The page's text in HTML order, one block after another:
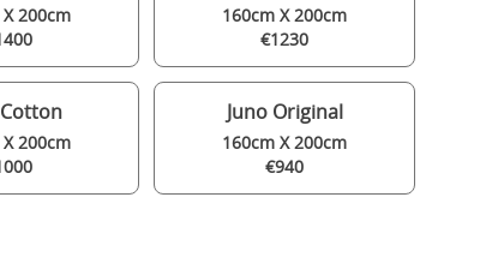
200cm
160cm X 200cm
€1230
200cm
Juno Original
160cm X 200cm
€940